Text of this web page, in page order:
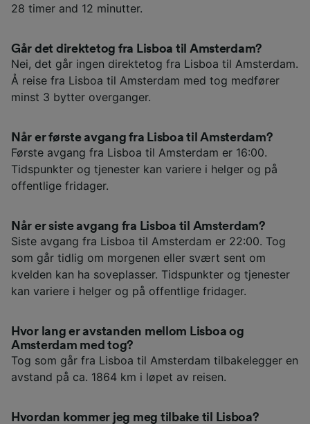
28 timer and 12 minutter.
Går det direktetog fra Lisboa til Amsterdam?
Nei, det går ingen direktetog fra Lisboa til Amsterdam.
Å reise fra Lisboa til Amsterdam med tog medfører
minst 3 bytter overganger.
Når er første avgang fra Lisboa til Amsterdam?
Første avgang fra Lisboa til Amsterdam er 16:00.
Tidspunkter og tjenester kan variere i helger og på
offentlige fridager.
Når er siste avgang fra Lisboa til Amsterdam?
Siste avgang fra Lisboa til Amsterdam er 22:00. Tog
som går tidlig om morgenen eller svært sent om
kvelden kan ha soveplasser. Tidspunkter og tjenester
kan variere i helger og på offentlige fridager.
Hvor lang er avstanden mellom Lisboa og
Amsterdam med tog?
Tog som går fra Lisboa til Amsterdam tilbakelegger en
avstand på ca. 1864 km i løpet av reisen.
Hvordan kommer jeg meg tilbake til Lisboa?